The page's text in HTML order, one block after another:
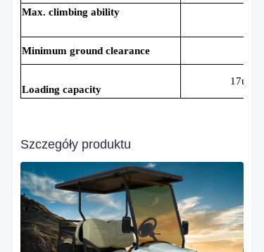
Max. climbing ability
Minimum ground clearance
Loading capacity
Szczegóły produktu